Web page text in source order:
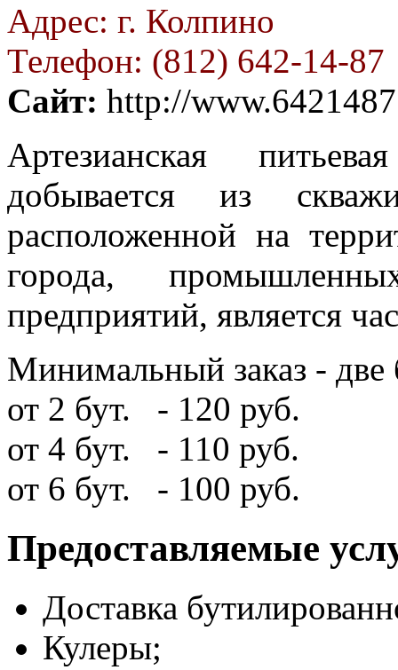
Адрес: г. Колпино
Телефон: (812) 642-14-87
Сайт: http://
Артезианская
добывается из
расположенной на
города,
предприятий, является
Минимальный заказ - две
от 2 бут. - 120 руб.
от 4 бут. - 110 руб.
от 6 бут. - 100 руб.
Предоставляемые
Доставка
Кулеры;